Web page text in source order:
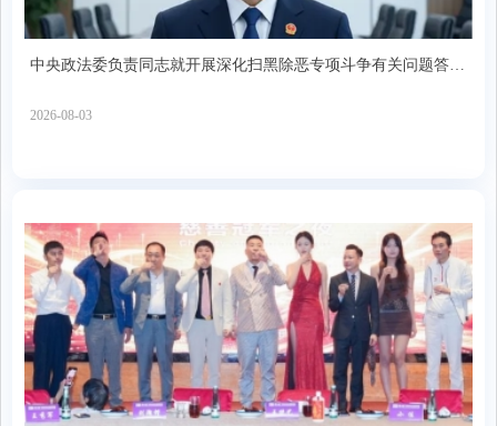
中央政法委负责同志就开展深化扫黑除恶专项斗争有关问题答记
2026-08-03